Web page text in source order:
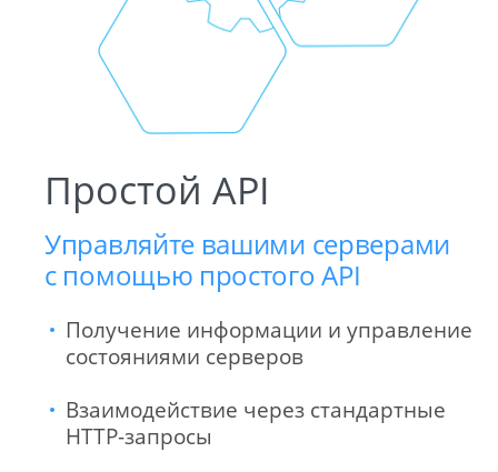
Простой API
Управляйте вашими серверами
с помощью простого API
Получение информации и управление
состояниями серверов
Взаимодействие через стандартные
HTTP-запросы